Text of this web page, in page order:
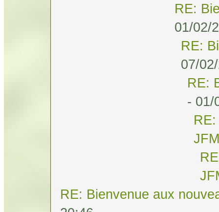
RE:
01/02/
RE:
07/
RE:
- 01/
JFM
RE: Bienvenue aux